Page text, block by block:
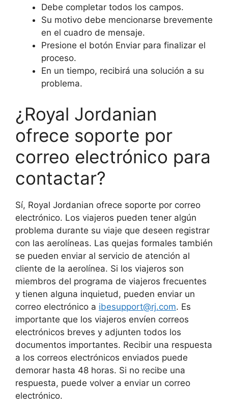
Debe completar todos los campos.
Su motivo debe mencionarse brevemente
en el cuadro de mensaje.
Presione el botón Enviar para finalizar el
proceso.
En un tiempo, recibirá una solución a su
problema.
¿Royal Jordanian
ofrece soporte por
correo electrónico para
contactar?
Sí, Royal Jordanian ofrece soporte por correo
electrónico. Los viajeros pueden tener algún
problema durante su viaje que deseen registrar
con las aerolíneas. Las quejas formales también
se pueden enviar al servicio de atención al
cliente de la aerolínea. Si los viajeros son
miembros del programa de viajeros frecuentes
y tienen alguna inquietud, pueden enviar un
correo electrónico a ibesupport@rj.com. Es
importante que los viajeros envíen correos
electrónicos breves y adjunten todos los
documentos importantes. Recibir una respuesta
a los correos electrónicos enviados puede
demorar hasta 48 horas. Si no recibe una
respuesta, puede volver a enviar un correo
electrónico.